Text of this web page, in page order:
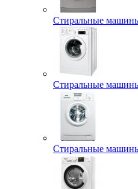
Стиральные
Стиральные
Стиральные